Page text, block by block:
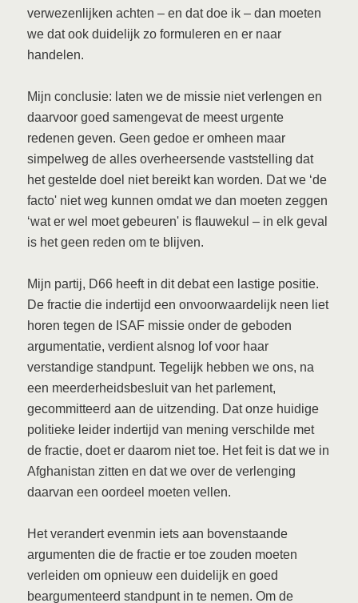
verwezenlijken achten – en dat doe ik – dan moeten
we dat ook duidelijk zo formuleren en er naar
handelen.
Mijn conclusie: laten we de missie niet verlengen en
daarvoor goed samengevat de meest urgente
redenen geven. Geen gedoe er omheen maar
simpelweg de alles overheersende vaststelling dat
het gestelde doel niet bereikt kan worden. Dat we ‘de
facto' niet weg kunnen omdat we dan moeten zeggen
‘wat er wel moet gebeuren' is flauwekul – in elk geval
is het geen reden om te blijven.
Mijn partij, D66 heeft in dit debat een lastige positie.
De fractie die indertijd een onvoorwaardelijk neen liet
horen tegen de ISAF missie onder de geboden
argumentatie, verdient alsnog lof voor haar
verstandige standpunt. Tegelijk hebben we ons, na
een meerderheidsbesluit van het parlement,
gecommitteerd aan de uitzending. Dat onze huidige
politieke leider indertijd van mening verschilde met
de fractie, doet er daarom niet toe. Het feit is dat we in
Afghanistan zitten en dat we over de verlenging
daarvan een oordeel moeten vellen.
Het verandert evenmin iets aan bovenstaande
argumenten die de fractie er toe zouden moeten
verleiden om opnieuw een duidelijk en goed
beargumenteerd standpunt in te nemen. Om de